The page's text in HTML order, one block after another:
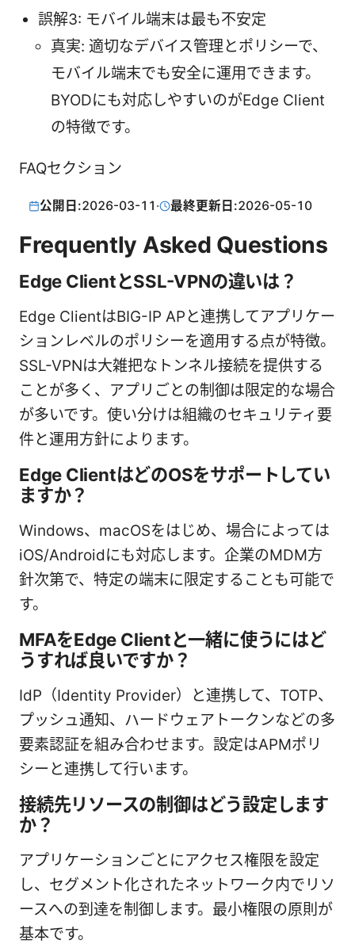
誤解3: モバイル端末は最も不安定
真実: 適切なデバイス管理とポリシーで、
モバイル端末でも安全に運用できます。
BYODにも対応しやすいのがEdge Client
の特徴です。
FAQセクション
公開日:2026-03-11 · 最終更新日:2026-05-10
Frequently Asked Questions
Edge ClientとSSL-VPNの違いは？
Edge ClientはBIG-IP APと連携してアプリケー
ションレベルのポリシーを適用する点が特徴。
SSL-VPNは大雑把なトンネル接続を提供する
ことが多く、アプリごとの制御は限定的な場合
が多いです。使い分けは組織のセキュリティ要
件と運用方針によります。
Edge ClientはどのOSをサポートしてい
ますか？
Windows、macOSをはじめ、場合によっては
iOS/Androidにも対応します。企業のMDM方
針次第で、特定の端末に限定することも可能で
す。
MFAをEdge Clientと一緒に使うにはど
うすれば良いですか？
IdP（Identity Provider）と連携して、TOTP、
プッシュ通知、ハードウェアトークンなどの多
要素認証を組み合わせます。設定はAPMポリ
シーと連携して行います。
接続先リソースの制御はどう設定します
か？
アプリケーションごとにアクセス権限を設定
し、セグメント化されたネットワーク内でリソ
ースへの到達を制御します。最小権限の原則が
基本です。